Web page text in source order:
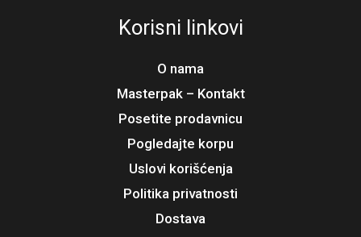
Korisni linkovi
O nama
Masterpak – Kontakt
Posetite prodavnicu
Pogledajte korpu
Uslovi korišćenja
Politika privatnosti
Dostava